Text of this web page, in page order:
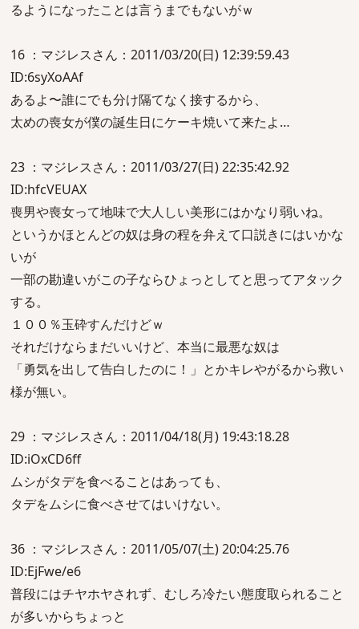
るようになったことは言うまでもないがｗ
16 ：マジレスさん：2011/03/20(日) 12:39:59.43
ID:6syXoAAf
あるよ〜誰にでも分け隔てなく接するから、
太めの喪女が僕の誕生日にケーキ焼いて来たよ…
23 ：マジレスさん：2011/03/27(日) 22:35:42.92
ID:hfcVEUAX
喪男や喪女って地味で大人しい美形にはかなり弱いね。
というかほとんどの奴は身の程を弁えて口説きにはいかな
いが
一部の勘違いがこの子ならひょっとしてと思ってアタック
する。
１００％玉砕すんだけどｗ
それだけならまだいいけど、本当に最悪な奴は
「勇気を出して告白したのに！」とかキレやがるから救い
様が無い。
29 ：マジレスさん：2011/04/18(月) 19:43:18.28
ID:iOxCD6ff
ムシがタデを食べることはあっても、
タデをムシに食べさせてはいけない。
36 ：マジレスさん：2011/05/07(土) 20:04:25.76
ID:EjFwe/e6
普段にはチヤホヤされず、むしろ冷たい態度取られること
が多いからちょっと